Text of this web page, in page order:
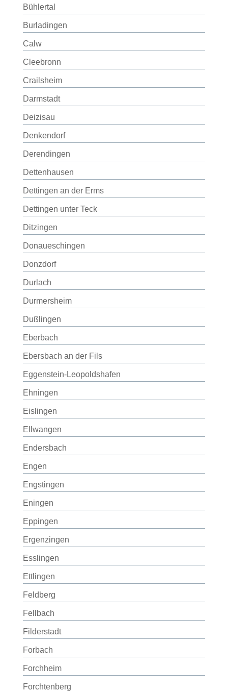
Bühlertal
Burladingen
Calw
Cleebronn
Crailsheim
Darmstadt
Deizisau
Denkendorf
Derendingen
Dettenhausen
Dettingen an der Erms
Dettingen unter Teck
Ditzingen
Donaueschingen
Donzdorf
Durlach
Durmersheim
Dußlingen
Eberbach
Ebersbach an der Fils
Eggenstein-Leopoldshafen
Ehningen
Eislingen
Ellwangen
Endersbach
Engen
Engstingen
Eningen
Eppingen
Ergenzingen
Esslingen
Ettlingen
Feldberg
Fellbach
Filderstadt
Forbach
Forchheim
Forchtenberg